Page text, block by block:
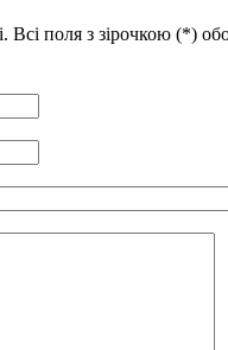
поля з зірочкою (*)